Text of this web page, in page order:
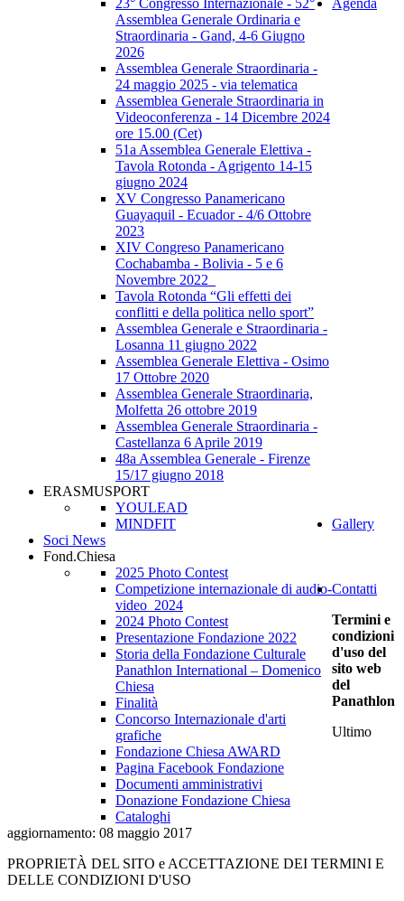
Assemblea Generale Ordinaria e
Straordinaria - Gand, 4-6 Giugno
2026
Assemblea Generale Straordinaria -
24 maggio 2025 - via telematica
Assemblea Generale Straordinaria in
Videoconferenza - 14 Dicembre 2024
ore 15.00 (Cet)
51a Assemblea Generale Elettiva -
Tavola Rotonda - Agrigento 14-15
giugno 2024
XV Congresso Panamericano
Guayaquil - Ecuador - 4/6 Ottobre
2023
XIV Congreso Panamericano
Cochabamba - Bolivia - 5 e 6
Novembre 2022_
Tavola Rotonda “Gli effetti dei
conflitti e della politica nello sport”
Assemblea Generale e Straordinaria -
Losanna 11 giugno 2022
Assemblea Generale Elettiva - Osimo
17 Ottobre 2020
Assemblea Generale Straordinaria,
Molfetta 26 ottobre 2019
Assemblea Generale Straordinaria -
Castellanza 6 Aprile 2019
48a Assemblea Generale - Firenze
15/17 giugno 2018
ERASMUSPORT
YOULEAD
MINDFIT
Gallery
Soci News
Fond.Chiesa
2025 Photo Contest
Competizione internazionale di audio-
video_2024
2024 Photo Contest
Presentazione Fondazione 2022
Storia della Fondazione Culturale
Panathlon International – Domenico
Chiesa
Finalità
Concorso Internazionale d'arti
grafiche
Fondazione Chiesa AWARD
Pagina Facebook Fondazione
Documenti amministrativi
Donazione Fondazione Chiesa
Cataloghi
Contatti
Termini e
condizioni
d'uso del
sito web
del
Panathlon
Ultimo
aggiornamento: 08 maggio 2017
PROPRIETÀ DEL SITO e ACCETTAZIONE DEI TERMINI E
DELLE CONDIZIONI D'USO